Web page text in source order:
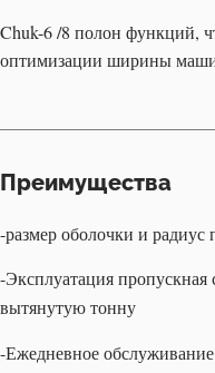
Chuk-6 /8 полон функций,
оптимизации ширины
Преимущества
-размер оболочки и
-Эксплуатация пропускная
вытянутую тонну
-Ежедневное обслуживание